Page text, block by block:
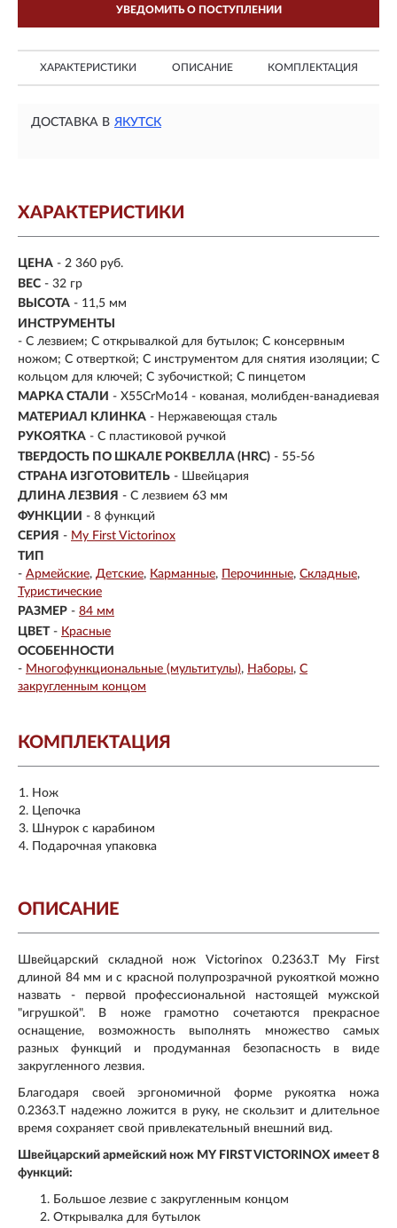
УВЕДОМИТЬ О ПОСТУПЛЕНИИ
ХАРАКТЕРИСТИКИ ОПИСАНИЕ КОМПЛЕКТАЦИЯ
ДОСТАВКА В ЯКУТСК
ХАРАКТЕРИСТИКИ
ЦЕНА - 2 360 руб.
ВЕС - 32 гр
ВЫСОТА - 11,5 мм
ИНСТРУМЕНТЫ
- С лезвием; С открывалкой для бутылок; С консервным
ножом; С отверткой; С инструментом для снятия изоляции; С
кольцом для ключей; С зубочисткой; С пинцетом
МАРКА СТАЛИ - X55CrMo14 - кованая, молибден-ванадиевая
МАТЕРИАЛ КЛИНКА - Нержавеющая сталь
РУКОЯТКА - С пластиковой ручкой
ТВЕРДОСТЬ ПО ШКАЛЕ РОКВЕЛЛА (HRC) - 55-56
СТРАНА ИЗГОТОВИТЕЛЬ - Швейцария
ДЛИНА ЛЕЗВИЯ - С лезвием 63 мм
ФУНКЦИИ - 8 функций
СЕРИЯ - My First Victorinox
ТИП
- Армейские Детские Карманные Перочинные Складные
Туристические
РАЗМЕР - 84 мм
ЦВЕТ - Красные
ОСОБЕННОСТИ
- Многофункциональные (мультитулы) Наборы С
закругленным концом
КОМПЛЕКТАЦИЯ
Нож
Цепочка
Шнурок с карабином
Подарочная упаковка
ОПИСАНИЕ
Швейцарский складной нож Victorinox 0.2363.T My First
длиной 84 мм и с красной полупрозрачной рукояткой можно
назвать - первой профессиональной настоящей мужской
"игрушкой". В ноже грамотно сочетаются прекрасное
оснащение, возможность выполнять множество самых
разных функций и продуманная безопасность в виде
закругленного лезвия.
Благодаря своей эргономичной форме рукоятка ножа
0.2363.T надежно ложится в руку, не скользит и длительное
время сохраняет свой привлекательный внешний вид.
Швейцарский армейский нож MY FIRST VICTORINOX имеет 8
функций:
Большое лезвие с закругленным концом
Открывалка для бутылок